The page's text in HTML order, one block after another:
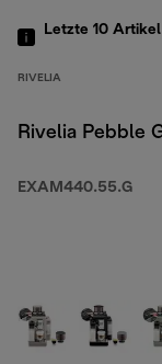
Letzte 10 Artikel
RIVELIA
Rivelia Pebble
EXAM440.55.G